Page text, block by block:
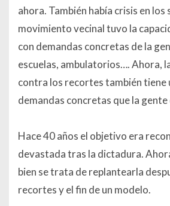
ahora. También había crisis en los
movimiento vecinal tuvo la
con demandas concretas de la
escuelas, ambulatorios…. Ahora,
contra los recortes también tiene
demandas concretas que la gente
Hace 40 años el objetivo era
devastada tras la dictadura.
bien se trata de replantearla
recortes y el fin de un modelo.